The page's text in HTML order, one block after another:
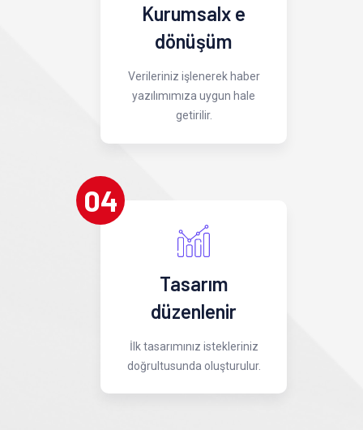
Kurumsalx e
dönüşüm
Verileriniz işlenerek haber
yazılımımıza uygun hale
getirilir.
04
Tasarım
düzenlenir
İlk tasarımınız istekleriniz
doğrultusunda oluşturulur.